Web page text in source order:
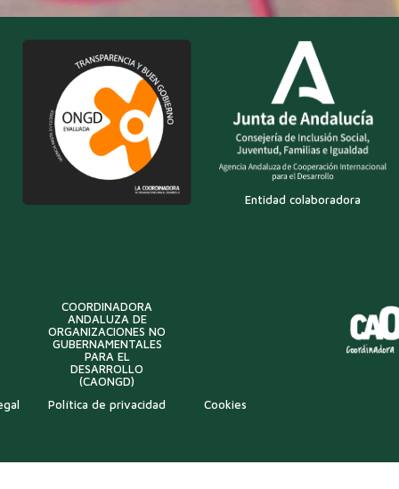
Entidad colaboradora
COORDINADORA
ANDALUZA DE
ORGANIZACIONES NO
GUBERNAMENTALES
PARA EL
DESARROLLO
(CAONGD)
Política de privacidad Cookies